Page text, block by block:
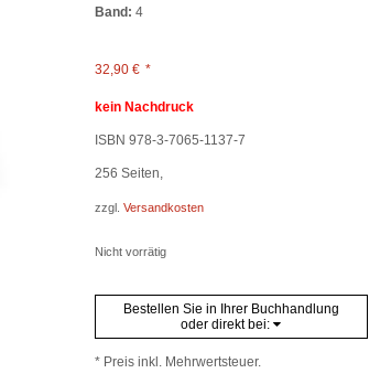
Band: 4
32,90 € *
kein Nachdruck
ISBN 978-3-7065-1137-7
256 Seiten,
zzgl. Versandkosten
Nicht vorrätig
Bestellen Sie in Ihrer Buchhandlung
oder direkt bei:
* Preis inkl. Mehrwertsteuer.